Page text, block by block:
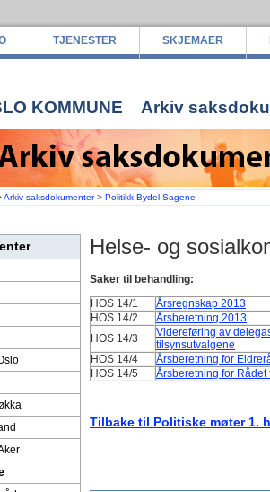
TJENESTER SKJEMAER
KOMMUNE Arkiv
Arkiv saksdokumenter> Politikk Bydel Sagene
Helse- og
Saker til behandling:
HOS 14/1
Årsregnskap 2013
HOS 14/2
Årsberetning 2013
HOS 14/3
Videreføring av
tilsynsutvalgene
HOS 14/4
Årsberetning for
HOS 14/5
Årsberetning for
Tilbake til Politiske møter 1.